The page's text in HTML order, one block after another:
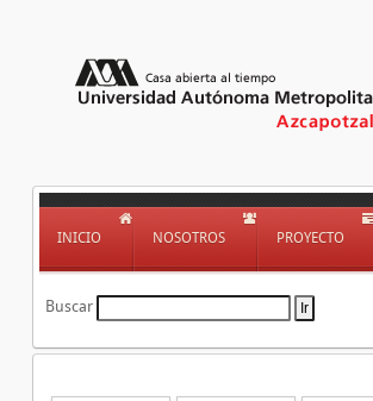
INICIO NOSOTROS PROYECTO
Buscar